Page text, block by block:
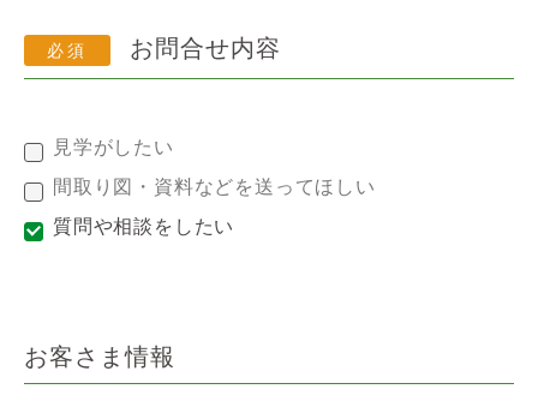
お問合せ内容
見学がしたい
間取り図・資料などを送ってほしい
質問や相談をしたい
お客さま情報